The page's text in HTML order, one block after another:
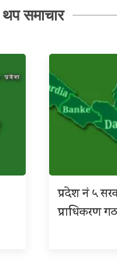
थप समाचार
प्रदेश नं ५
प्राधिकरण